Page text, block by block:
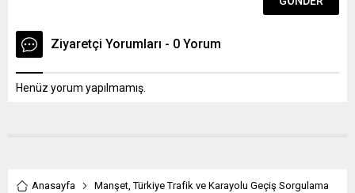
Ziyaretçi Yorumları - 0 Yorum
Henüz yorum yapılmamış.
Anasayfa Manşet,Türkiye Trafik ve Karayolu Geçiş Sorgulama